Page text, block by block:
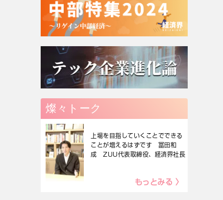
燦々トーク
上場を目指していくことでできる
ことが増えるはずです 冨田和
成 ZUU代表取締役、経済界社長
もっとみる 〉